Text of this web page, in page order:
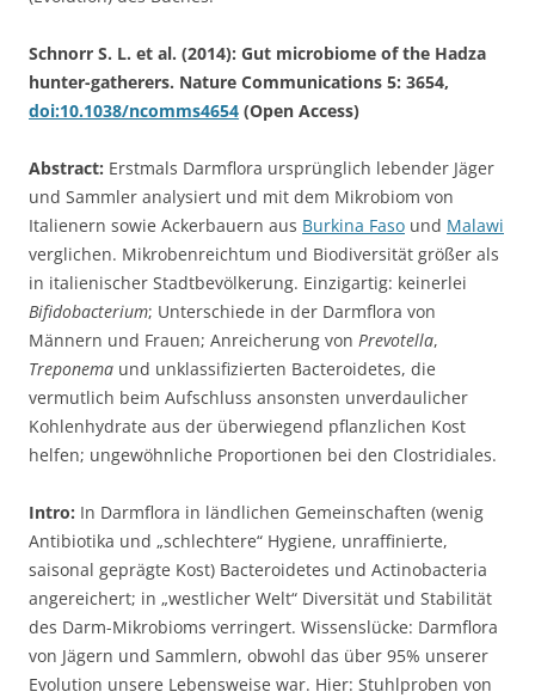
Schnorr S. L. et al. (2014): Gut microbiome of the Hadza
hunter-gatherers. Nature Communications 5: 3654,
doi:10.1038/ncomms4654 (Open Access)
Abstract: Erstmals Darmflora ursprünglich lebender Jäger
und Sammler analysiert und mit dem Mikrobiom von
Italienern sowie Ackerbauern aus Burkina Faso und Malawi
verglichen. Mikrobenreichtum und Biodiversität größer als
in italienischer Stadtbevölkerung. Einzigartig: keinerlei
Bifidobacterium; Unterschiede in der Darmflora von
Männern und Frauen; Anreicherung von Prevotella,
Treponema und unklassifizierten Bacteroidetes, die
vermutlich beim Aufschluss ansonsten unverdaulicher
Kohlenhydrate aus der überwiegend pflanzlichen Kost
helfen; ungewöhnliche Proportionen bei den Clostridiales.
Intro: In Darmflora in ländlichen Gemeinschaften (wenig
Antibiotika und „schlechtere“ Hygiene, unraffinierte,
saisonal geprägte Kost) Bacteroidetes und Actinobacteria
angereichert; in „westlicher Welt“ Diversität und Stabilität
des Darm-Mikrobioms verringert. Wissenslücke: Darmflora
von Jägern und Sammlern, obwohl das über 95% unserer
Evolution unsere Lebensweise war. Hier: Stuhlproben von